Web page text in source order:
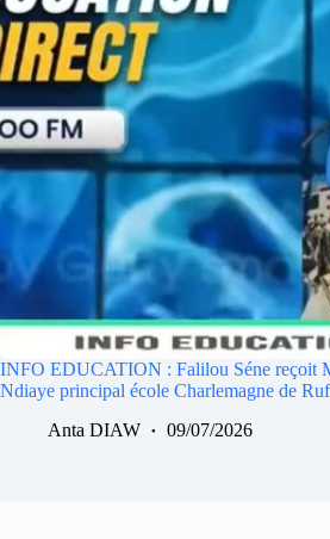
INFO EDUCATION : Falilou Séne reçoit
Ndiaye principal école Charlemagne de
Anta DIAW
09/07/2026